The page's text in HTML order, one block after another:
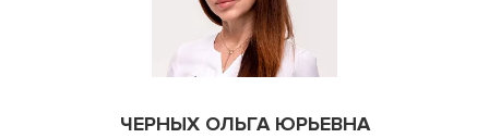
ЧЕРНЫХ ОЛЬГА ЮРЬЕВНА